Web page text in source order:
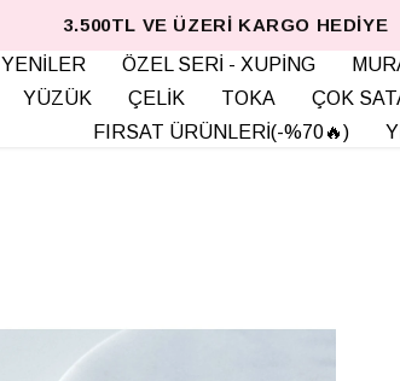
3.500TL VE ÜZERI KARGO HEDIYE
YENİLER ÖZEL SERİ - XUPİNG
YÜZÜK ÇELİK TOKA ÇOK
FIRSAT ÜRÜNLERİ(-%70🔥)